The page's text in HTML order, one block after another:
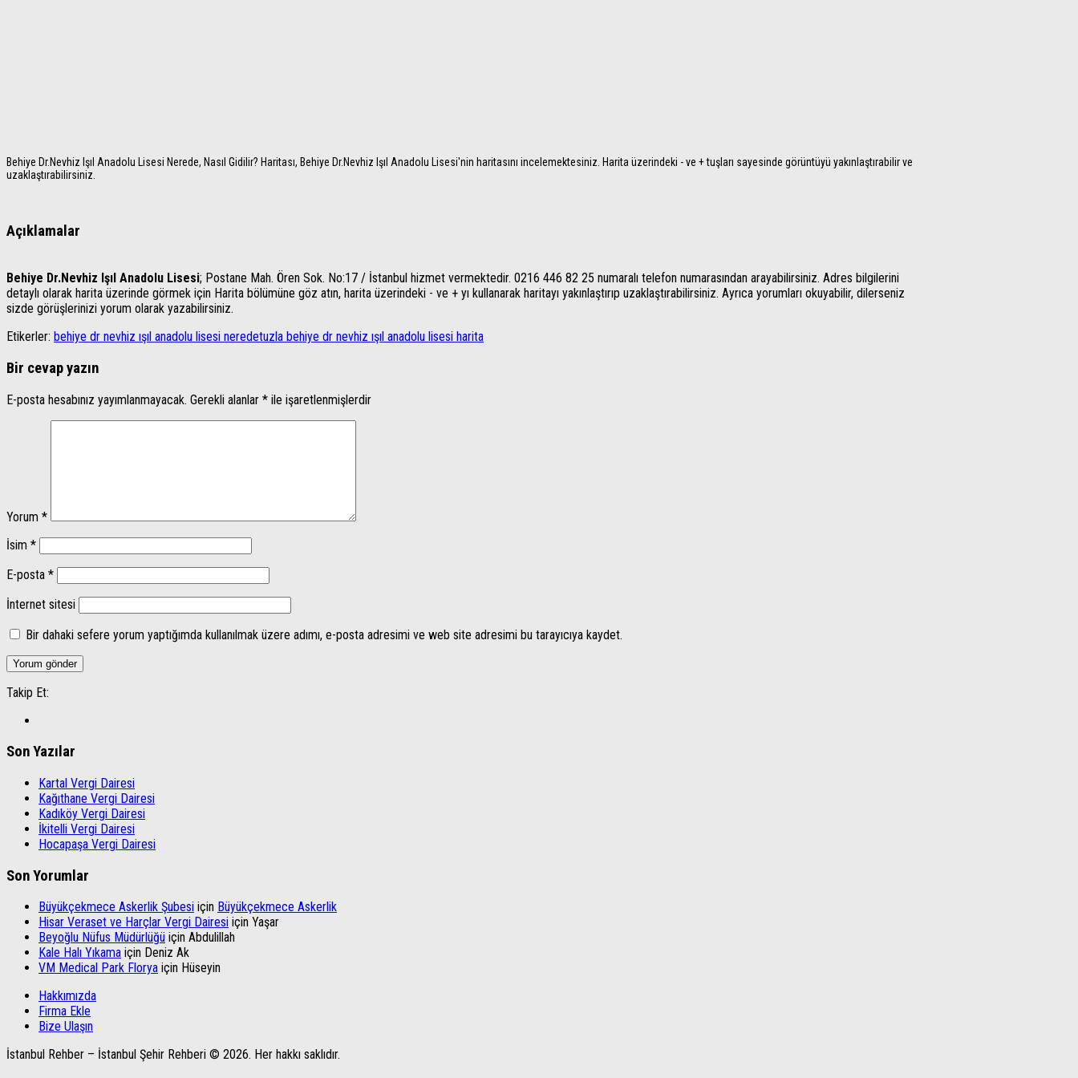
Behiye Dr.Nevhiz Işıl Anadolu Lisesi Nerede, Nasıl Gidilir? Haritası, Behiye Dr.Nevhiz Işıl Anadolu Lisesi'nin haritasını incelemektesiniz. Harita üzerindeki - ve + tuşları sayesinde görüntüyü yakınlaştırabilir ve
uzaklaştırabilirsiniz.
Açıklamalar
Behiye Dr.Nevhiz Işıl Anadolu Lisesi; Postane Mah. Ören Sok. No:17 / İstanbul hizmet vermektedir. 0216 446 82 25 numaralı telefon numarasından arayabilirsiniz. Adres bilgilerini
detaylı olarak harita üzerinde görmek için Harita bölümüne göz atın, harita üzerindeki - ve + yı kullanarak haritayı yakınlaştırıp uzaklaştırabilirsiniz. Ayrıca yorumları okuyabilir, dilerseniz
sizde görüşlerinizi yorum olarak yazabilirsiniz.
Etikerler: behiye dr nevhiz ışıl anadolu lisesi neredetuzla behiye dr nevhiz ışıl anadolu lisesi harita
Bir cevap yazın
E-posta hesabınız yayımlanmayacak. Gerekli alanlar * ile işaretlenmişlerdir
Yorum *
İsim *
E-posta *
İnternet sitesi
Bir dahaki sefere yorum yaptığımda kullanılmak üzere adımı, e-posta adresimi ve web site adresimi bu tarayıcıya kaydet.
Takip Et:
Son Yazılar
Kartal Vergi Dairesi
Kağıthane Vergi Dairesi
Kadıköy Vergi Dairesi
İkitelli Vergi Dairesi
Hocapaşa Vergi Dairesi
Son Yorumlar
Büyükçekmece Askerlik Şubesi için Büyükçekmece Askerlik
Hisar Veraset ve Harçlar Vergi Dairesi için Yaşar
Beyoğlu Nüfus Müdürlüğü için Abdulillah
Kale Halı Yıkama için Deniz Ak
VM Medical Park Florya için Hüseyin
Hakkımızda
Firma Ekle
Bize Ulaşın
İstanbul Rehber – İstanbul Şehir Rehberi © 2026. Her hakkı saklıdır.